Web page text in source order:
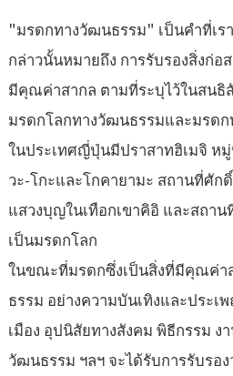
"มรดกทางวัฒนธรรม" เป็นคำที่เร
กล่าวนั้นหมายถึง การรับรองสิ่งก่อ
มีคุณค่าสากล ตามที่ระบุไว้ในสน
มรดกโลกทางวัฒนธรรมและมรด
ในประเทศญี่ปุ่นมีปราสาทฮิเมจิ ห
วะ-โกะและโกคายามะ สถานที่ศัก
แสวงบุญในเทือกเขาคิอิ และสถาน
เป็นมรดกโลก
ในขณะที่มรดกซึ่งเป็นสิ่งที่มีคุณค่า
ธรรม อย่างความบันเทิงและประ
เมือง อุปนิสัยทางสังคม พิธีกรรม ง
วัฒนธรรม ฯลฯ จะได้รับการรับรอ